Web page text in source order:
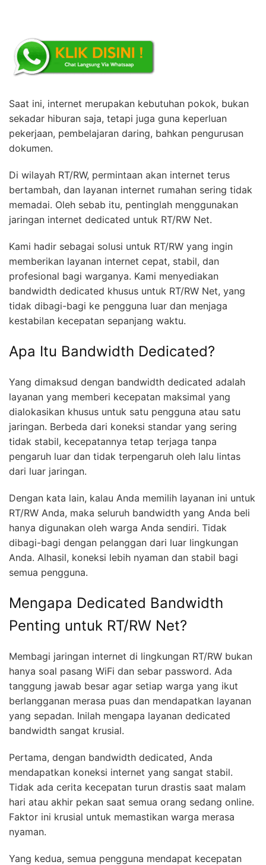
Saat ini, internet merupakan kebutuhan pokok, bukan
sekadar hiburan saja, tetapi juga guna keperluan
pekerjaan, pembelajaran daring, bahkan pengurusan
dokumen.
Di wilayah RT/RW, permintaan akan internet terus
bertambah, dan layanan internet rumahan sering tidak
memadai. Oleh sebab itu, pentinglah menggunakan
jaringan internet dedicated untuk RT/RW Net.
Kami hadir sebagai solusi untuk RT/RW yang ingin
memberikan layanan internet cepat, stabil, dan
profesional bagi warganya. Kami menyediakan
bandwidth dedicated khusus untuk RT/RW Net, yang
tidak dibagi-bagi ke pengguna luar dan menjaga
kestabilan kecepatan sepanjang waktu.
Apa Itu Bandwidth Dedicated?
Yang dimaksud dengan bandwidth dedicated adalah
layanan yang memberi kecepatan maksimal yang
dialokasikan khusus untuk satu pengguna atau satu
jaringan. Berbeda dari koneksi standar yang sering
tidak stabil, kecepatannya tetap terjaga tanpa
pengaruh luar dan tidak terpengaruh oleh lalu lintas
dari luar jaringan.
Dengan kata lain, kalau Anda memilih layanan ini untuk
RT/RW Anda, maka seluruh bandwidth yang Anda beli
hanya digunakan oleh warga Anda sendiri. Tidak
dibagi-bagi dengan pelanggan dari luar lingkungan
Anda. Alhasil, koneksi lebih nyaman dan stabil bagi
semua pengguna.
Mengapa Dedicated Bandwidth
Penting untuk RT/RW Net?
Membagi jaringan internet di lingkungan RT/RW bukan
hanya soal pasang WiFi dan sebar password. Ada
tanggung jawab besar agar setiap warga yang ikut
berlangganan merasa puas dan mendapatkan layanan
yang sepadan. Inilah mengapa layanan dedicated
bandwidth sangat krusial.
Pertama, dengan bandwidth dedicated, Anda
mendapatkan koneksi internet yang sangat stabil.
Tidak ada cerita kecepatan turun drastis saat malam
hari atau akhir pekan saat semua orang sedang online.
Faktor ini krusial untuk memastikan warga merasa
nyaman.
Yang kedua, semua pengguna mendapat kecepatan